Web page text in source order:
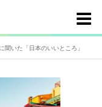
聞いた「日本のいいところ」